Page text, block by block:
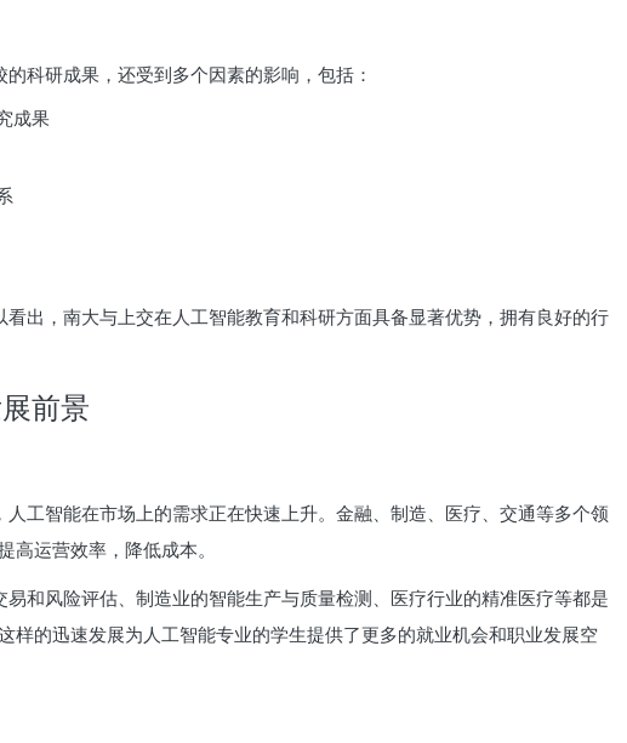
科研成果，还受到多个因素的影响，包括：
成果
出，南大与上交在人工智能教育和科研方面具备显著优势，拥有良好的行
前景
工智能在市场上的需求正在快速上升。金融、制造、医疗、交通等多个领
高运营效率，降低成本。
和风险评估、制造业的智能生产与质量检测、医疗行业的精准医疗等都是
样的迅速发展为人工智能专业的学生提供了更多的就业机会和职业发展空